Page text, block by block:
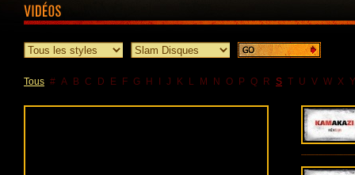
Tous # A B C D E F G H J K L M N O P Q R S T U V W X Y